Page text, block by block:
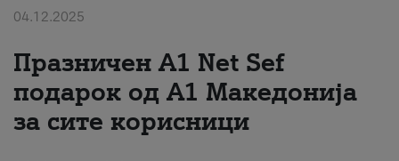
Надополни кредит
За нас
#ПодобарОнлајн
04.12.2025
Празничен A1 Net Sеf
подарок од А1 Македонија
за сите корисници